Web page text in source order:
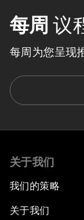
每周 议
每周为您呈现
关于我们
我们的策略
关于我们